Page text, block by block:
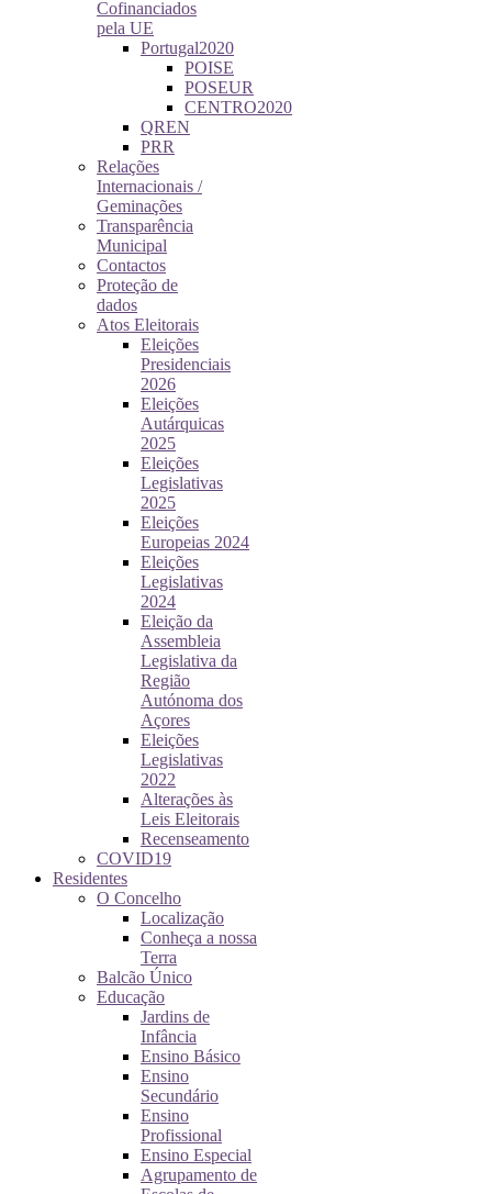
Cofinanciados
pela UE
Portugal2020
POISE
POSEUR
CENTRO2020
QREN
PRR
Relações
Internacionais /
Geminações
Transparência
Municipal
Contactos
Proteção de
dados
Atos Eleitorais
Eleições
Presidenciais
2026
Eleições
Autárquicas
2025
Eleições
Legislativas
2025
Eleições
Europeias 2024
Eleições
Legislativas
2024
Eleição da
Assembleia
Legislativa da
Região
Autónoma dos
Açores
Eleições
Legislativas
2022
Alterações às
Leis Eleitorais
Recenseamento
COVID19
Residentes
O Concelho
Localização
Conheça a nossa
Terra
Balcão Único
Educação
Jardins de
Infância
Ensino Básico
Ensino
Secundário
Ensino
Profissional
Ensino Especial
Agrupamento de